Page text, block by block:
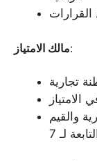
القرارات
مالك الامتياز:
تجارية
والقيم